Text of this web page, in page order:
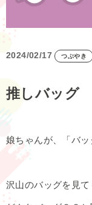
2024/02/17 つぶやき
推しバッグ
娘ちゃんが、「バ
沢山のバッグを見